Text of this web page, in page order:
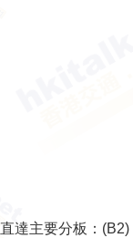
直達主要分板： (B2)